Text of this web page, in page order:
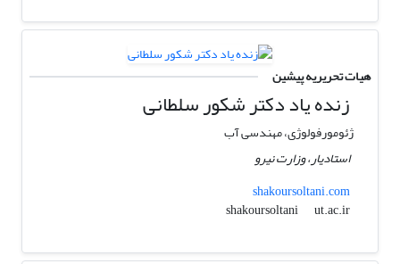
هیات تحریریه پیشین
زنده یاد دکتر شکور سلطانی
ژئومورفولوژی، مهندسی آب
استادیار، وزارت نیرو
shakoursoltani.com
shakoursoltani
ut.ac.ir